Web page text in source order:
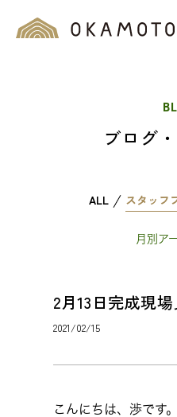
ブログ
ALL スタッフ
月別ア
2月13日完成現
2021/02/15
こんにちは、渉です。